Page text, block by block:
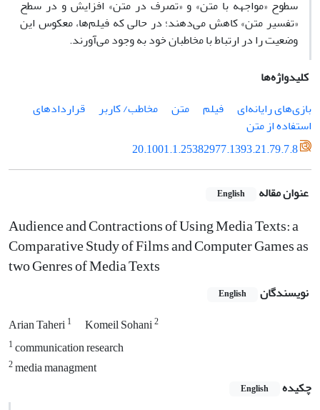
سطوح «مواجهه با متن» و «تصرف در متن» افزایش و در سطح
«تفسیر متن» کاهش می‌دهند؛ در حالی که فیلم‌ها، معکوس این
وضعیت را در ارتباط با مخاطبان خود به وجود می‌آورند.
کلیدواژه‌ها
بازی‌های رایانه‌ای
فیلم متن مخاطب/ کاربر
قراردادهای
استفاده از متن
20.1001.1.25382977.1393.21.79.7.8
عنوان مقاله English
Audience and Contractions of Using Media Texts: a
Comparative Study of Films and Computer Games as
two Genres of Media Texts
نویسندگان English
Arian Taheri1 Komeil Sohani2
1communication research
2media managment
چکیده
English